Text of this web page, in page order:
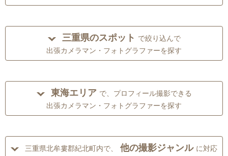
三重県のスポット で絞り込んで
出張カメラマン・フォトグラファーを探す
東海エリア で、プロフィール撮影できる
出張カメラマン・フォトグラファーを探す
三重県北牟婁郡紀北町内で、 他の撮影ジャンル に対応